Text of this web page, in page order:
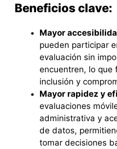
Beneficios clave:
Mayor
pueden participar
evaluación sin
encuentren, lo que
inclusión y
Mayor rapidez y
evaluaciones
administrativa y
de datos,
tomar decisiones